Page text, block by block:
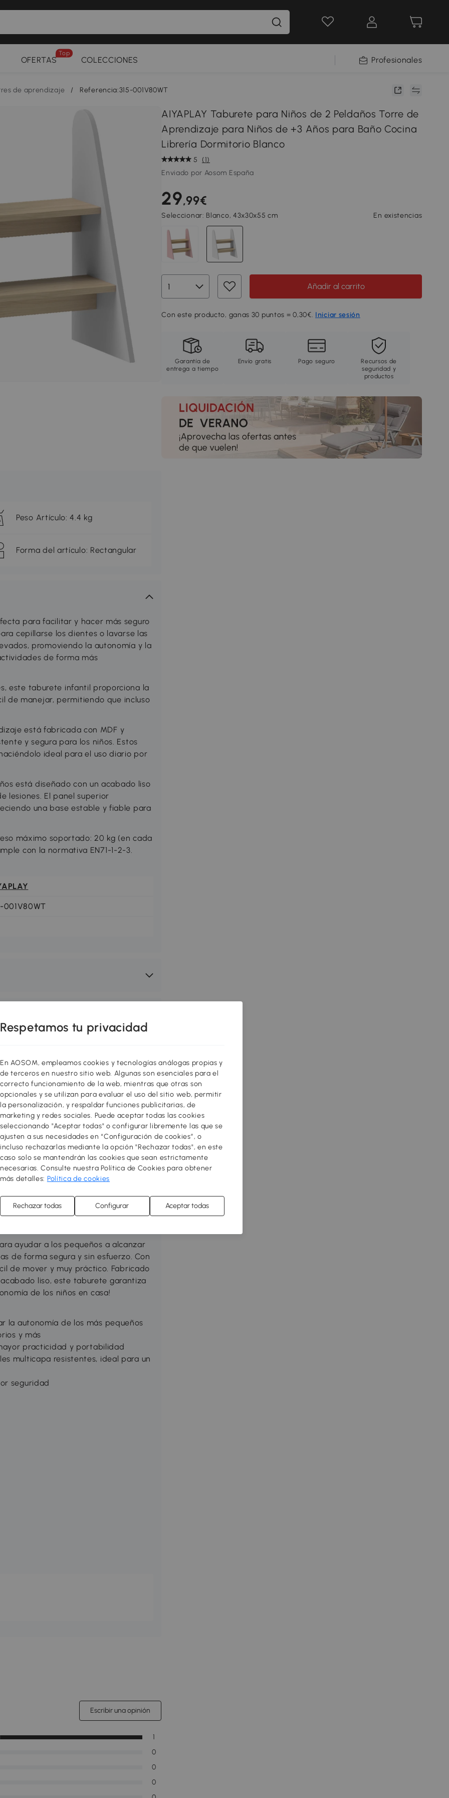
OFERTAS
Top
COLECCIONES Profesionales
de aprendizaje / Referencia:315-001V80WT
AIYAPLAY Taburete para Niños de 2 Peldaños Torre de
Aprendizaje para Niños de +3 Años para Baño Cocina
Librería Dormitorio Blanco
5
(1)
Enviado por Aosom España
29,99€
Seleccionar: Blanco, 43x30x55 cm En existencias
Añadir al carrito
Con este producto, ganas 30 puntos = 0,30€. Iniciar sesión
Garantía de
entrega a tiempo
Envío gratis Pago seguro
Recursos de
seguridad y
productos
Peso Artículo: 4.4 kg
Forma del artículo: Rectangular
para facilitar y hacer más seguro
cepillarse los dientes o lavarse las
promoviendo la autonomía y la
de forma más
este taburete infantil proporciona la
de manejar, permitiendo que incluso
está fabricada con MDF y
y segura para los niños. Estos
ideal para el uso diario por
está diseñado con un acabado liso
lesiones. El panel superior
una base estable y fiable para
máximo soportado: 20 kg (en cada
con la normativa EN71-1-2-3.
001V80WT
todas las edades de gran calidad
innovadores para entrenar a los
su motricidad, coordinación,
¡Jugar también es aprender
ayudar a los pequeños a alcanzar
de forma segura y sin esfuerzo. Con
de mover y muy práctico. Fabricado
liso, este taburete garantiza
de los niños en casa!
la autonomía de los más pequeños
y más
practicidad y portabilidad
multicapa resistentes, ideal para un
seguridad
Escribir una opinión
0
0
0
1
Respetamos tu privacidad
En AOSOM, empleamos cookies y tecnologías análogas propias y
de terceros en nuestro sitio web. Algunas son esenciales para el
correcto funcionamiento de la web, mientras que otras son
opcionales y se utilizan para evaluar el uso del sitio web, permitir
la personalización, y respaldar funciones publicitarias, de
marketing y redes sociales. Puede aceptar todas las cookies
seleccionando "Aceptar todas" o configurar libremente las que se
ajusten a sus necesidades en “Configuración de cookies”, o
incluso rechazarlas mediante la opción "Rechazar todas", en este
caso solo se mantendrán las cookies que sean estrictamente
necesarias. Consulte nuestra Política de Cookies para obtener
más detalles: Política de cookies
Rechazar todas Configurar Aceptar todas